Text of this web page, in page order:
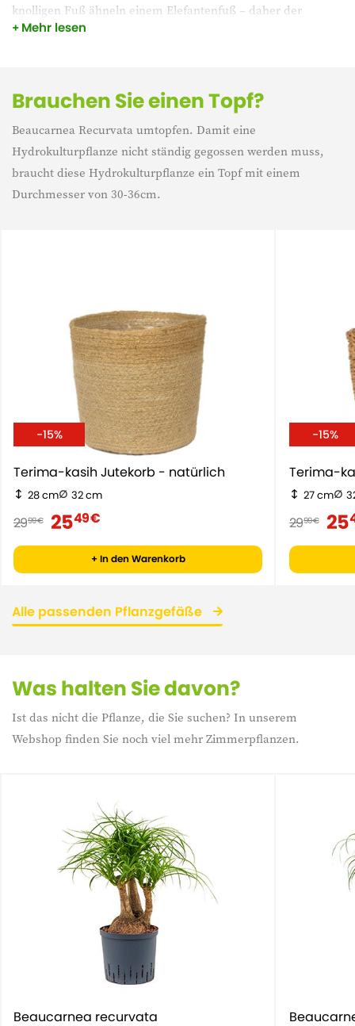
knolligen Fuß ähneln einem Elefantenfuß – daher der
niederländische Name dieser Pflanze. Der Stamm sieht nicht
Mehr lesen
Brauchen Sie einen Topf?
Beaucarnea Recurvata umtopfen. Damit eine
Hydrokulturpflanze nicht ständig gegossen werden muss,
braucht diese Hydrokulturpflanze ein Topf mit einem
Durchmesser von 30-36cm.
-15%
Terima-kasih Jutekorb - natürlich
28 cm 32 cm
2999 € 2549 €
+ In den Warenkorb
-15%
Terima-
27 cm
2999 € 25
Alle passenden Pflanzgefäße
Was halten Sie davon?
Ist das nicht die Pflanze, die Sie suchen? In unserem
Webshop finden Sie noch viel mehr Zimmerpflanzen.
Beaucarnea recurvata